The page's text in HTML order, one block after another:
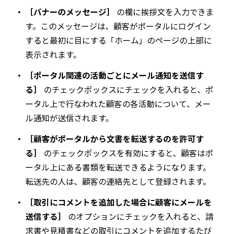
［バナーのメッセージ］
の欄に挨拶文を入力できま
す。このメッセージは、顧客がポータルにログイン
すると最初に目にする「ホーム」のページの上部に
表示されます。
［ポータル関連の活動ごとにメール通知を送信す
る］
のチェックボックスにチェックを入れると、ポ
ータル上で行なわれた顧客の各活動について、メー
ル通知が送信されます。
［顧客がポータルから文書を転送するのを許可す
る］
のチェックボックスを有効にすると、顧客はポ
ータル上にある書類を転送できるようになります。
転送先の人は、顧客の連絡先として登録されます。
［取引にコメントを追加した場合に顧客にメールを
送信する］
のオプションにチェックを入れると、請
求書や見積書などの取引にコメントを追加するたび